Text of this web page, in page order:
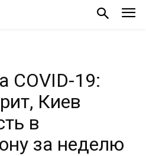
COVID-19:
Киев
в
за неделю